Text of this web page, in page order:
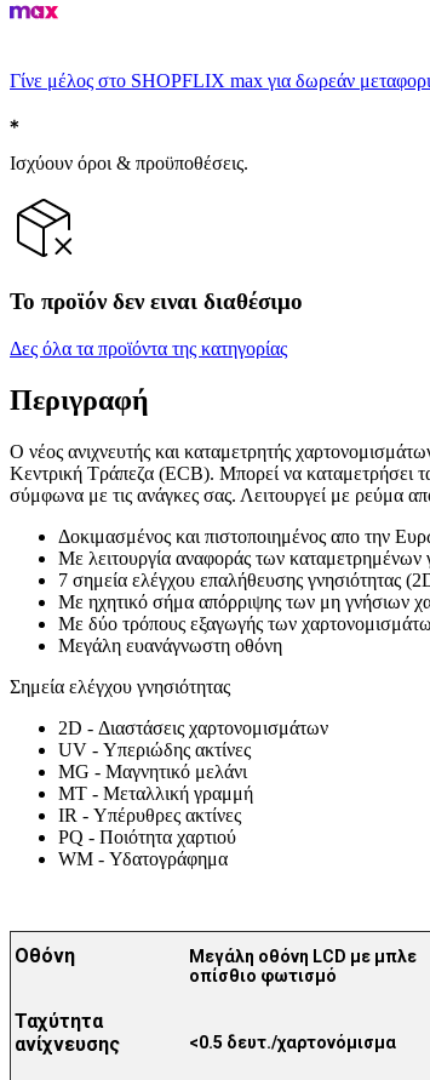
Γίνε μέλος στο SHOPFLIX max για δωρεάν
Ισχύουν όροι & προϋποθέσεις.
Το προϊόν δεν ειναι διαθέσιμο
Δες όλα τα προϊόντα της κατηγορίας
Περιγραφή
Ο νέος ανιχνευτής και καταμετρητής
Κεντρική Τράπεζα (ECB). Μπορεί να καταμετρήσει
σύμφωνα με τις ανάγκες σας. Λειτουργεί με ρεύμα
Δοκιμασμένος και πιστοποιημένος απο την
Με λειτουργία αναφοράς των καταμετρημένων
7 σημεία ελέγχου επαλήθευσης
Με ηχητικό σήμα απόρριψης των μη γνήσιων
Με δύο τρόπους εξαγωγής των
Μεγάλη ευανάγνωστη οθόνη
Σημεία ελέγχου γνησιότητας
2D - Διαστάσεις χαρτονομισμάτων
UV - Υπεριώδης ακτίνες
MG - Μαγνητικό μελάνι
MT - Μεταλλική γραμμή
IR - Υπέρυθρες ακτίνες
PQ - Ποιότητα χαρτιού
WM - Υδατογράφημα
Οθόνη
Μεγάλη οθόνη LCD με μπλε
οπίσθιο φωτισμό
Ταχύτητα
ανίχνευσης
<0.5 δευτ./χαρτονόμισμα